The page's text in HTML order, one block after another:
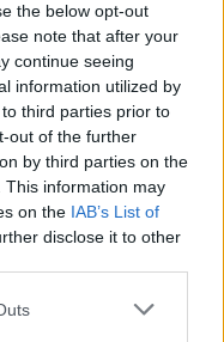
the below opt-out
note that after your
continue seeing
information utilized by
third parties prior to
out of the further
by third parties on the
This information may
on the IAB’s List of
disclose it to other
one or more Google
νερό και
οδηγίες της